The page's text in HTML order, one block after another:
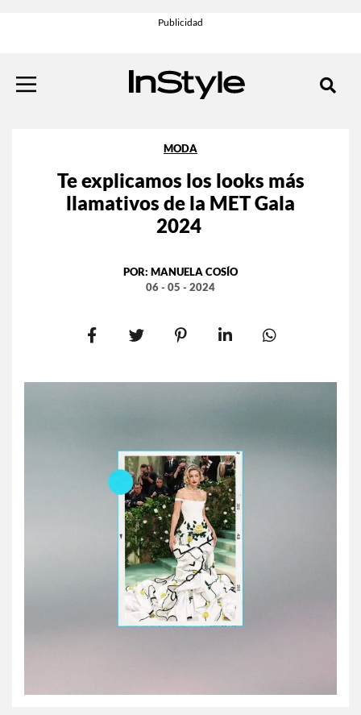
MODA
Te explicamos los looks más
llamativos de la MET Gala
2024
POR: MANUELA COSÍO
06 - 05 - 2024